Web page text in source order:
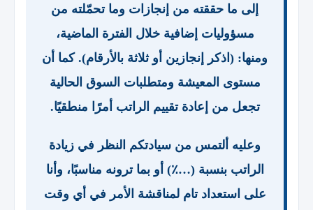
إلى ما حققته من إنجازات وما تحمّلته من
مسؤوليات إضافية خلال الفترة الماضية،
ومنها: (اذكر إنجازين أو ثلاثة بالأرقام). كما أن
مستوى المعيشة ومتطلبات السوق الحالية
تجعل من إعادة تقييم الراتب أمرًا منطقيًا.
وعليه ألتمس من سيادتكم النظر في زيادة
الراتب بنسبة (…٪) أو بما ترونه مناسبًا، وأنا
على استعداد تام لمناقشة الأمر في أي وقت